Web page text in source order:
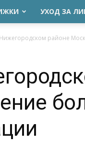
УХОД ЗА
районе